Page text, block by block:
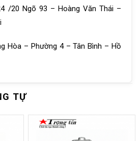
/20 Ngõ 93 – Hoàng Văn Thái –
Hòa – Phường 4 – Tân Bình – Hồ
TỰ